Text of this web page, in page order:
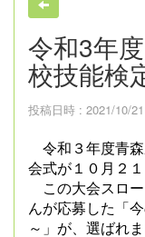
令和3年
校技能検
投稿日時 : 2021/10/21
令和３年度青森
会式が１０月２
この大会スロー
んが応募した「
～」が、選ばれ